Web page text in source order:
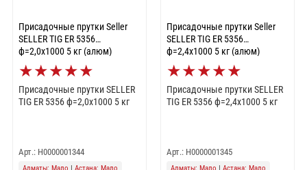
Присадочные прутки Seller
SELLER TIG ER 5356
ф=2,0х1000 5 кг (алюм)
★★★★★
Присадочные прутки SELLER
TIG ER 5356 ф=2,0х1000 5 кг
Арт.: Н0000001344
Присадочные прутки Seller
SELLER TIG ER 5356
ф=2,4х1000 5 кг (алюм)
★★★★★
Присадочные прутки SELLER
TIG ER 5356 ф=2,4х1000 5 кг
Арт.: Н0000001345